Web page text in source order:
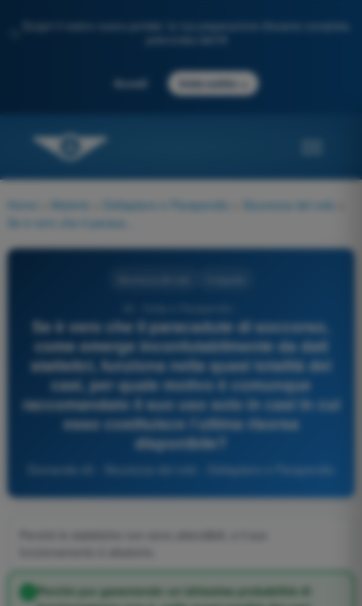
Scopri il nostro nuovo portale: la tua preparazione d'esame completa,
Accedi Inizia subito
Home Materie Deltaplano e Parapendio Sicurezza del volo
Se è vero che il paracadute di soccorso,
come emerge inconfutabilmente da dati
statistici, funziona nella quasi totalità dei
casi, per quale motivo è comunque
raccomandato il suo uso solo in casi in cui
esso costituisce l’ultima risorsa
disponibile?
Perché pur garantendo un’altissima probabilità di